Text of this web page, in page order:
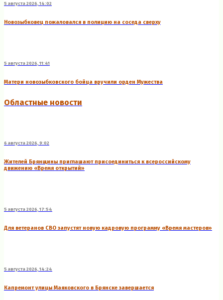
5 августа 2026, 14:02
Новозыбковец пожаловался в полицию на соседа сверху
5 августа 2026, 11:41
Матери новозыбковского бойца вручили орден Мужества
Областные новости
6 августа 2026, 9:02
Жителей Брянщины приглашают присоединиться к всероссийскому
движению «Время открытий»
5 августа 2026, 17:54
Для ветеранов СВО запустят новую кадровую программу «Время мастеров»
5 августа 2026, 14:24
Капремонт улицы Маяковского в Брянске завершается